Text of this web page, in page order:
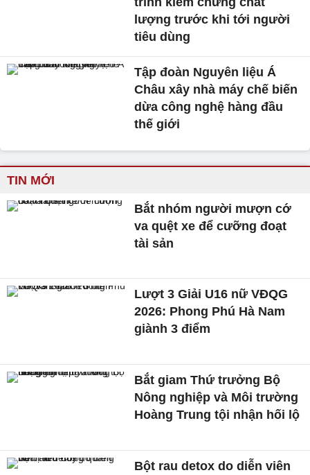
lượng trước khi tới người
tiêu dùng
Tập đoàn Nguyên liệu Á
Châu xây nhà máy chế biến
dừa công nghệ hàng đầu
thế giới
TIN MỚI
Bắt nhóm người mượn cớ
va quệt xe để cưỡng đoạt
tài sản
Lượt 3 Giải U16 nữ VĐQG
2026: Phong Phú Hà Nam
giành 3 điểm
Bắt giam Thứ trưởng Bộ
Nông nghiệp và Môi trường
Hoàng Trung tội nhận hối lộ
Bột rau detox do diễn viên